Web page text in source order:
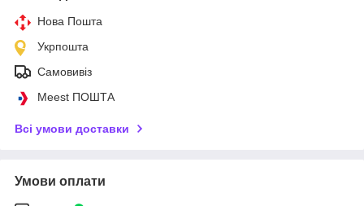
Нова Пошта
Укрпошта
Самовивіз
Meest ПОШТА
Всі умови доставки
Умови оплати